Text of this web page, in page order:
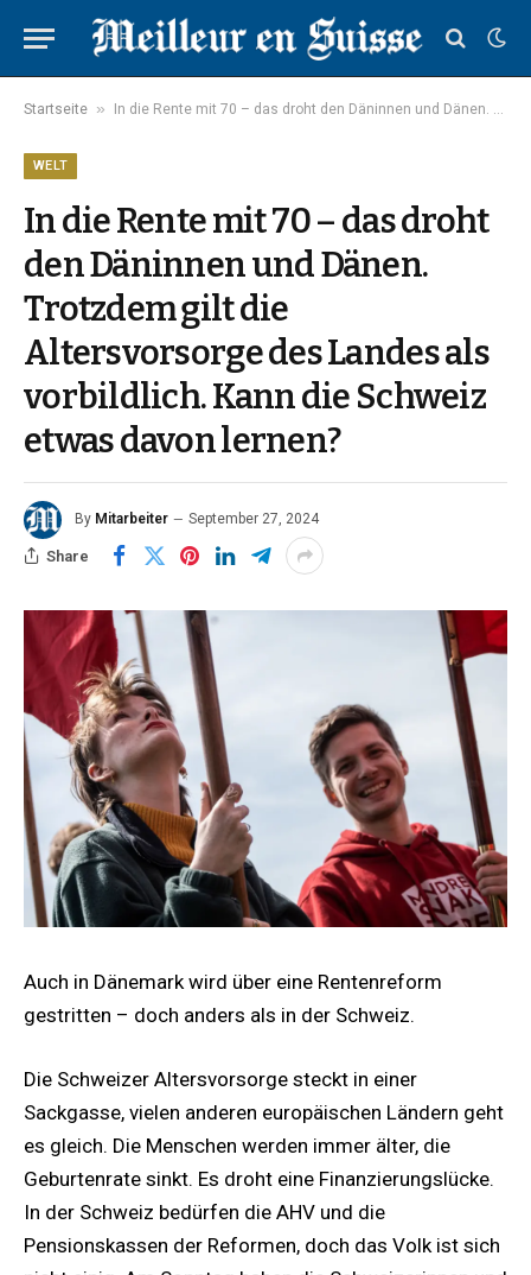
Startseite » In die Rente mit 70 – das droht den Däninnen und Dänen. Trotzdem gilt die Altersvorsorge des Landes als vorbildlich. Kann die Schweiz etwas davon lernen?
WELT
In die Rente mit 70 – das droht
den Däninnen und Dänen.
Trotzdem gilt die
Altersvorsorge des Landes als
vorbildlich. Kann die Schweiz
etwas davon lernen?
By Mitarbeiter September 27, 2024
Share
Auch in Dänemark wird über eine Rentenreform
gestritten – doch anders als in der Schweiz.
Die Schweizer Altersvorsorge steckt in einer
Sackgasse, vielen anderen europäischen Ländern geht
es gleich. Die Menschen werden immer älter, die
Geburtenrate sinkt. Es droht eine Finanzierungslücke.
In der Schweiz bedürfen die AHV und die
Pensionskassen der Reformen, doch das Volk ist sich